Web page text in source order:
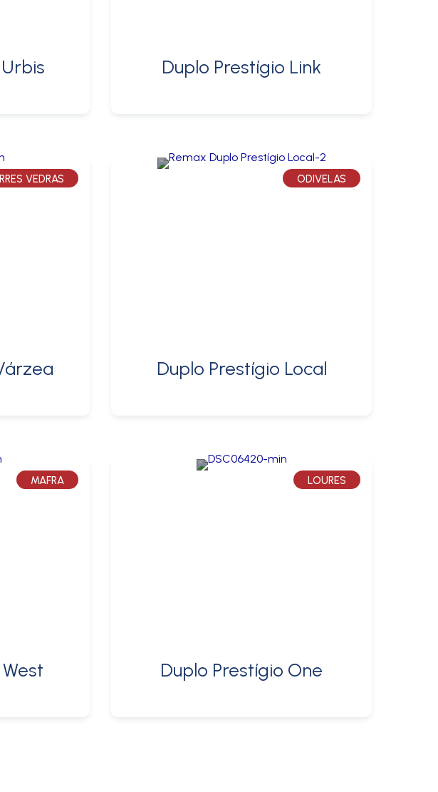
Duplo Prestígio Link
VEDRAS
Duplo Prestígio Local
ODIVELAS
MAFRA
Duplo Prestígio One
LOURES